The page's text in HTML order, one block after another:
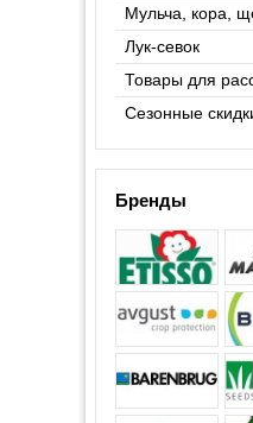
Мульча, кора,
Лук-севок
Товары для
Сезонные
Бренды